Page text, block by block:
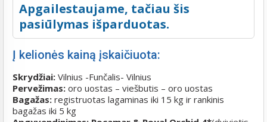
Apgailestaujame, tačiau šis
pasiūlymas išparduotas.
Į kelionės kainą įskaičiuota:
Skrydžiai: Vilnius -Funčalis- Vilnius
Pervežimas: oro uostas – viešbutis – oro uostas
Bagažas: registruotas lagaminas iki 15 kg ir rankinis
bagažas iki 5 kg